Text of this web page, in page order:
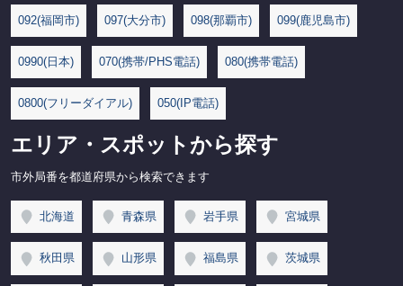
092(福岡市) 097(大分市) 098(那覇市) 099(鹿児島市)
0990(日本) 070(携帯/PHS電話) 080(携帯電話)
0800(フリーダイアル) 050(IP電話)
エリア・スポットから探す
市外局番を都道府県から検索できます
北海道 青森県 岩手県 宮城県
秋田県 山形県 福島県 茨城県